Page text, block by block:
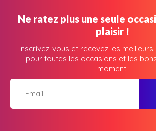
Ne ratez plus une seule
plaisir !
Inscrivez-vous et recevez les
pour toutes les occasions et les
moment.